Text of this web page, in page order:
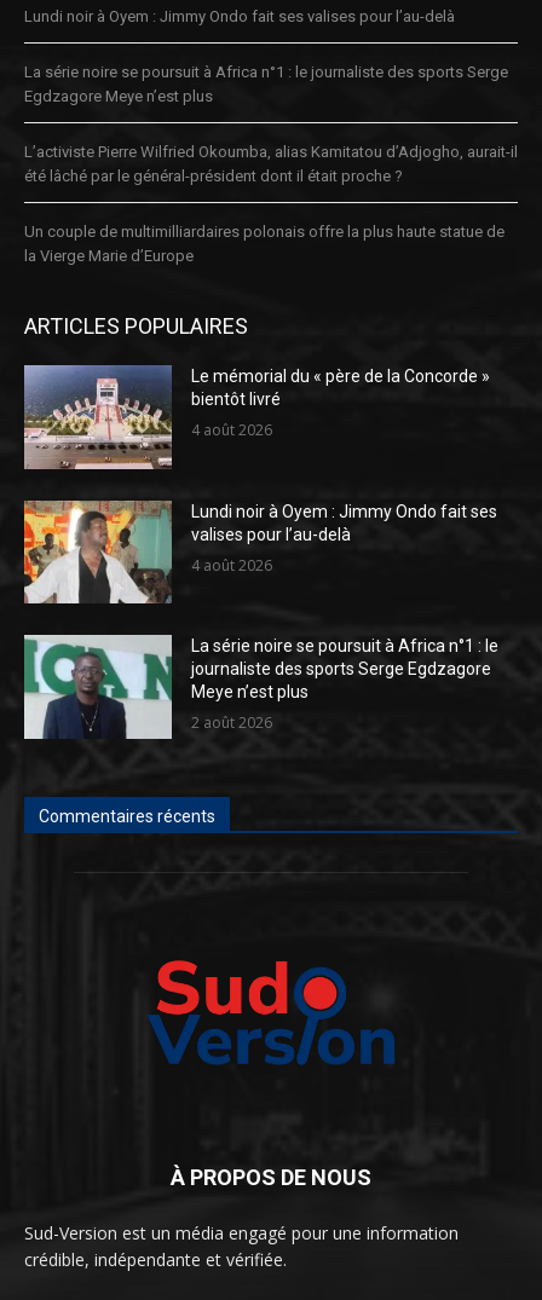
Lundi noir à Oyem : Jimmy Ondo fait ses valises pour l’au-delà
La série noire se poursuit à Africa n°1 : le journaliste des sports Serge
Egdzagore Meye n’est plus
L’activiste Pierre Wilfried Okoumba, alias Kamitatou d’Adjogho, aurait-il
été lâché par le général-président dont il était proche ?
Un couple de multimilliardaires polonais offre la plus haute statue de
la Vierge Marie d’Europe
ARTICLES POPULAIRES
Le mémorial du « père de la Concorde »
bientôt livré
4 août 2026
Lundi noir à Oyem : Jimmy Ondo fait ses
valises pour l’au-delà
4 août 2026
La série noire se poursuit à Africa n°1 : le
journaliste des sports Serge Egdzagore
Meye n’est plus
2 août 2026
Commentaires récents
À PROPOS DE NOUS
Sud-Version est un média engagé pour une information
crédible, indépendante et vérifiée.